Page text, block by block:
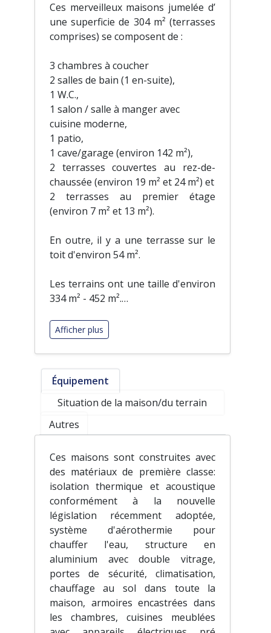
Ces merveilleux maisons jumelée d’
une superficie de 304 m² (terrasses
comprises) se composent de :
3 chambres à coucher
2 salles de bain (1 en-suite),
1 W.C.,
1 salon / salle à manger avec
cuisine moderne,
1 patio,
1 cave/garage (environ 142 m²),
2 terrasses couvertes au rez-de-
chaussée (environ 19 m² et 24 m²) et
2 terrasses au premier étage
(environ 7 m² et 13 m²).
En outre, il y a une terrasse sur le
toit d'environ 54 m².
Les terrains ont une taille d'environ
334 m² - 452 m².…
Afficher plus
Équipement
Situation de la maison/du terrain
Autres
Ces maisons sont construites avec
des matériaux de première classe:
isolation thermique et acoustique
conformément à la nouvelle
législation récemment adoptée,
système d'aérothermie pour
chauffer l'eau, structure en
aluminium avec double vitrage,
portes de sécurité, climatisation,
chauffage au sol dans toute la
maison, armoires encastrées dans
les chambres, cuisines meublées